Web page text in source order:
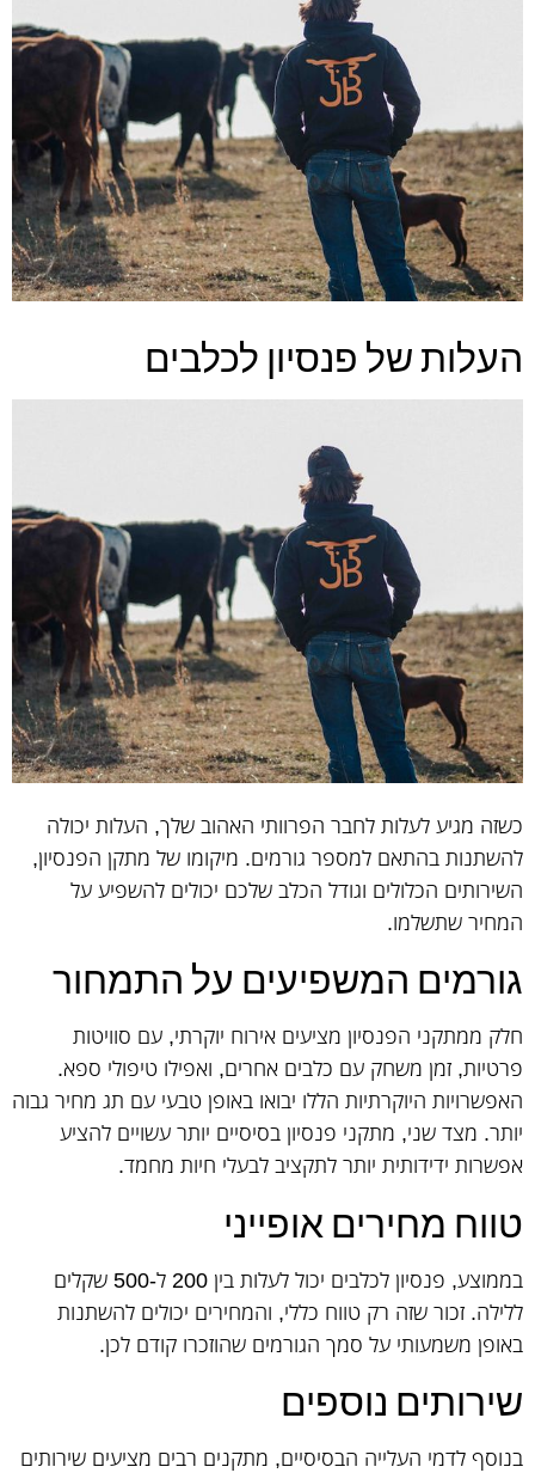
העלות של פנסיון לכלבים
כשזה מגיע לעלות לחבר הפרוותי האהוב שלך, העלות יכולה
להשתנות בהתאם למספר גורמים. מיקומו של מתקן הפנסיון,
השירותים הכלולים וגודל הכלב שלכם יכולים להשפיע על
המחיר שתשלמו.
גורמים המשפיעים על התמחור
חלק ממתקני הפנסיון מציעים אירוח יוקרתי, עם סוויטות
פרטיות, זמן משחק עם כלבים אחרים, ואפילו טיפולי ספא.
האפשרויות היוקרתיות הללו יבואו באופן טבעי עם תג מחיר גבוה
יותר. מצד שני, מתקני פנסיון בסיסיים יותר עשויים להציע
אפשרות ידידותית יותר לתקציב לבעלי חיות מחמד.
טווח מחירים אופייני
בממוצע, פנסיון לכלבים יכול לעלות בין 200 ל-500 שקלים
ללילה. זכור שזה רק טווח כללי, והמחירים יכולים להשתנות
באופן משמעותי על סמך הגורמים שהוזכרו קודם לכן.
שירותים נוספים
בנוסף לדמי העלייה הבסיסיים, מתקנים רבים מציעים שירותים